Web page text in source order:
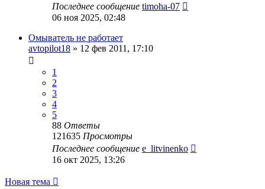
Последнее сообщение timoha-07
06 ноя 2025, 02:48
Омыватель не работает
avtopilot18 » 12 фев 2011, 17:10
1
2
3
4
5
88 Ответы
121635 Просмотры
Последнее сообщение e_litvinenko
16 окт 2025, 13:26
Новая тема